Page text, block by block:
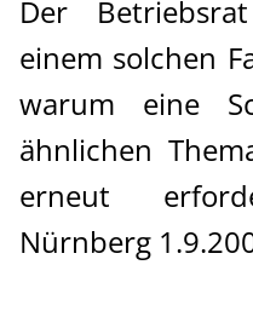
Der
einem solchen
warum eine
ähnlichen
erneut
Nürnberg